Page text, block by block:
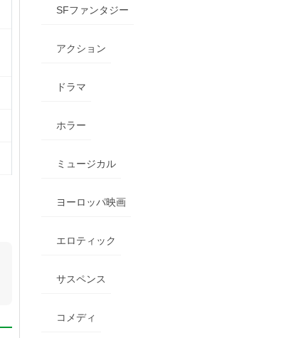
SFファンタジー
アクション
ドラマ
ホラー
ミュージカル
ヨーロッパ映画
エロティック
サスペンス
コメディ